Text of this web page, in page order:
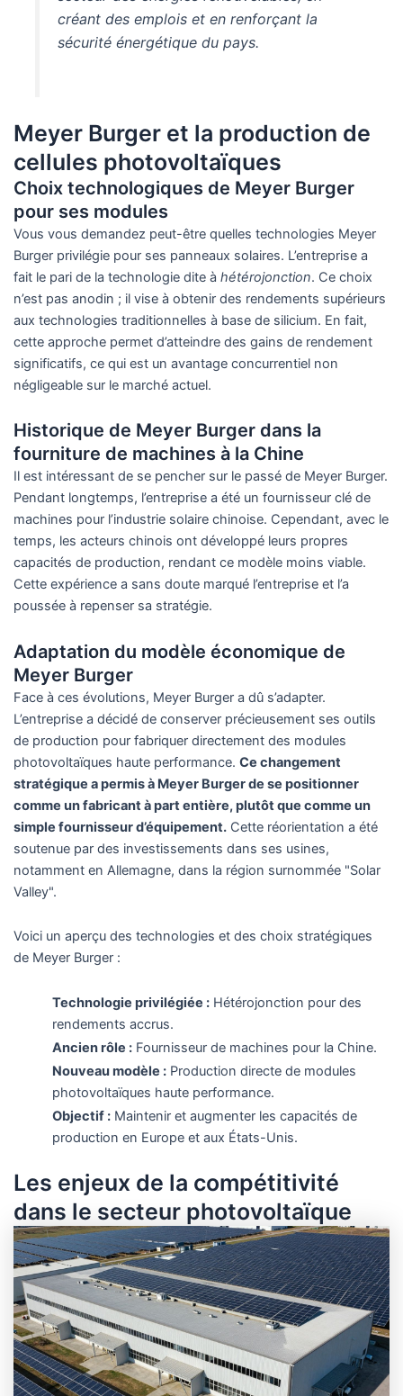
créant des emplois et en renforçant la
sécurité énergétique du pays.
Meyer Burger et la production de
cellules photovoltaïques
Choix technologiques de Meyer Burger
pour ses modules
Vous vous demandez peut-être quelles technologies Meyer
Burger privilégie pour ses panneaux solaires. L’entreprise a
fait le pari de la technologie dite à hétérojonction. Ce choix
n’est pas anodin ; il vise à obtenir des rendements supérieurs
aux technologies traditionnelles à base de silicium. En fait,
cette approche permet d’atteindre des gains de rendement
significatifs, ce qui est un avantage concurrentiel non
négligeable sur le marché actuel.
Historique de Meyer Burger dans la
fourniture de machines à la Chine
Il est intéressant de se pencher sur le passé de Meyer Burger.
Pendant longtemps, l’entreprise a été un fournisseur clé de
machines pour l’industrie solaire chinoise. Cependant, avec le
temps, les acteurs chinois ont développé leurs propres
capacités de production, rendant ce modèle moins viable.
Cette expérience a sans doute marqué l’entreprise et l’a
poussée à repenser sa stratégie.
Adaptation du modèle économique de
Meyer Burger
Face à ces évolutions, Meyer Burger a dû s’adapter.
L’entreprise a décidé de conserver précieusement ses outils
de production pour fabriquer directement des modules
photovoltaïques haute performance. Ce changement
stratégique a permis à Meyer Burger de se positionner
comme un fabricant à part entière, plutôt que comme un
simple fournisseur d’équipement.Cette réorientation a été
soutenue par des investissements dans ses usines,
notamment en Allemagne, dans la région surnommée "Solar
Valley".
Voici un aperçu des technologies et des choix stratégiques
de Meyer Burger :
Technologie privilégiée : Hétérojonction pour des
rendements accrus.
Ancien rôle : Fournisseur de machines pour la Chine.
Nouveau modèle : Production directe de modules
photovoltaïques haute performance.
Objectif : Maintenir et augmenter les capacités de
production en Europe et aux États-Unis.
Les enjeux de la compétitivité
dans le secteur photovoltaïque